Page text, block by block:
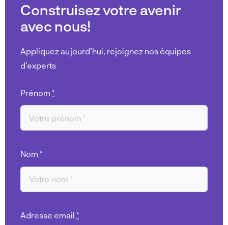
Construisez votre avenir
avec nous!
Appliquez aujourd’hui, rejoignez nos équipes
d’experts
Prénom *
Nom *
Adresse email *